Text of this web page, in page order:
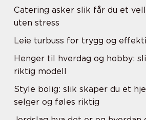
Catering asker slik får du et
uten stress
Leie turbuss for trygg og
Henger til hverdag og hobby:
riktig modell
Style bolig: slik skaper du et
selger og føles riktig